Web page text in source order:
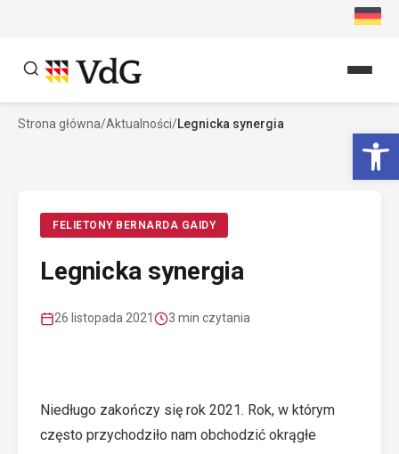
Szukaj
Strona główna/Aktualności/Legnicka synergia
FELIETONY BERNARDA GAIDY
Legnicka synergia
26 listopada 2021 3 min czytania
Niedługo zakończy się rok 2021. Rok, w którym
często przychodziło nam obchodzić okrągłe